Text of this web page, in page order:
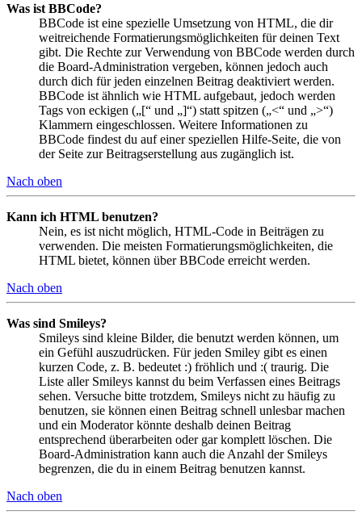
Was ist BBCode?
BBCode ist eine spezielle Umsetzung von HTML, die dir
weitreichende Formatierungsmöglichkeiten für deinen Text
gibt. Die Rechte zur Verwendung von BBCode werden durch
die Board-Administration vergeben, können jedoch auch
durch dich für jeden einzelnen Beitrag deaktiviert werden.
BBCode ist ähnlich wie HTML aufgebaut, jedoch werden
Tags von eckigen („[“ und „]“) statt spitzen („<“ und „>“)
Klammern eingeschlossen. Weitere Informationen zu
BBCode findest du auf einer speziellen Hilfe-Seite, die von
der Seite zur Beitragserstellung aus zugänglich ist.
Nach oben
Kann ich HTML benutzen?
Nein, es ist nicht möglich, HTML-Code in Beiträgen zu
verwenden. Die meisten Formatierungsmöglichkeiten, die
HTML bietet, können über BBCode erreicht werden.
Nach oben
Was sind Smileys?
Smileys sind kleine Bilder, die benutzt werden können, um
ein Gefühl auszudrücken. Für jeden Smiley gibt es einen
kurzen Code, z. B. bedeutet :) fröhlich und :( traurig. Die
Liste aller Smileys kannst du beim Verfassen eines Beitrags
sehen. Versuche bitte trotzdem, Smileys nicht zu häufig zu
benutzen, sie können einen Beitrag schnell unlesbar machen
und ein Moderator könnte deshalb deinen Beitrag
entsprechend überarbeiten oder gar komplett löschen. Die
Board-Administration kann auch die Anzahl der Smileys
begrenzen, die du in einem Beitrag benutzen kannst.
Nach oben